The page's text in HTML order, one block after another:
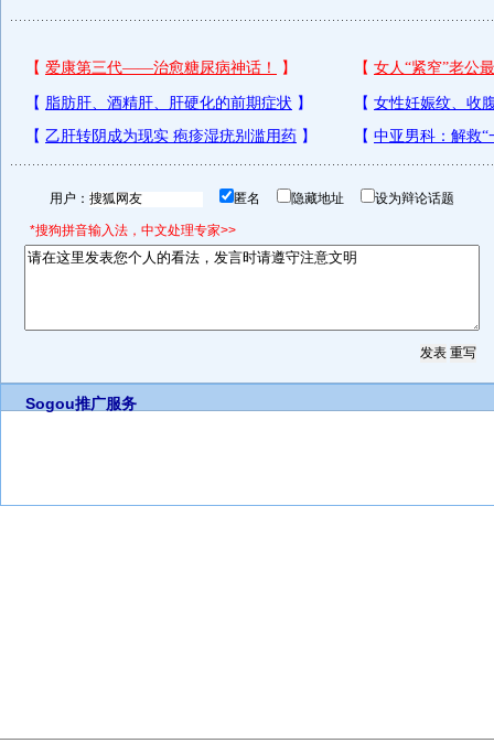
用户： 匿名 隐藏地址 设为辩论话题
*搜狗拼音输入法，中文处理专家>>
Sogou推广服务